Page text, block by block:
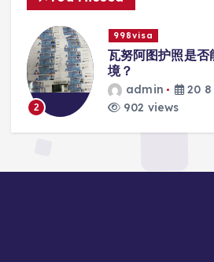
3
998visa
瓦努阿图护照是否
学校的注册？
admin
20 8
817 views